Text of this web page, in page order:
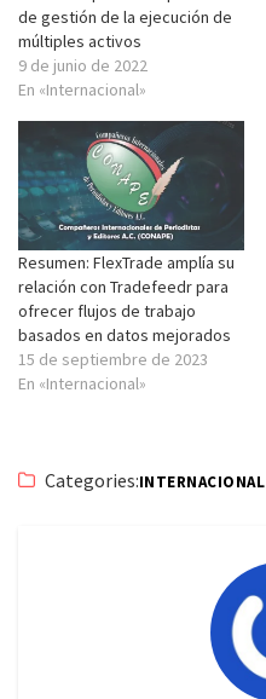
de gestión de la ejecución de
múltiples activos
9 de junio de 2022
En «Internacional»
Resumen: FlexTrade amplía su
relación con Tradefeedr para
ofrecer flujos de trabajo
basados en datos mejorados
15 de septiembre de 2023
En «Internacional»
Categories:INTERNACIONAL